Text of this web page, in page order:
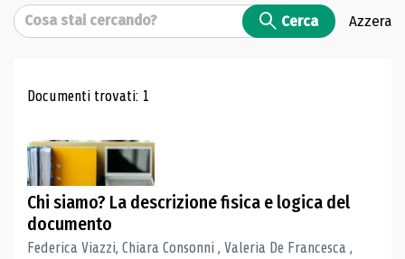
Cerca Cerca Azzera
Risultati di ricerca
Documenti trovati: 1
Chi siamo? La descrizione fisica e logica del
documento
Federica Viazzi, Chiara Consonni , Valeria De Francesca ,